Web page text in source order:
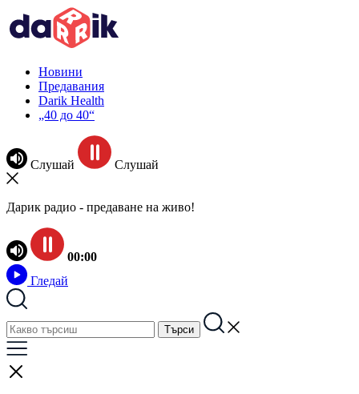
Новини
Предавания
Darik Health
„40 до 40“
Слушай Слушай
Дарик радио - предаване на живо!
00:00
Гледай